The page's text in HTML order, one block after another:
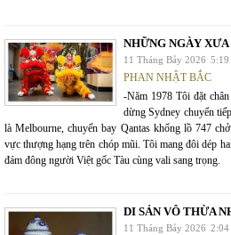
NHỮNG NGÀY
11 Tháng Bảy 2026 5:19
PHAN NHẬT BẮC
-Năm 1978 Tôi đặt
dừng Sydney chuyển
là Melbourne, chuyến bay Qantas khổng lồ 747
vực thượng hạng trên chóp mũi. Tôi mang đôi dép
đám đông người Việt gốc Tàu cùng vali sang trọng.
DI SẢN VÔ THỪA
11 Tháng Bảy 2026 2:04